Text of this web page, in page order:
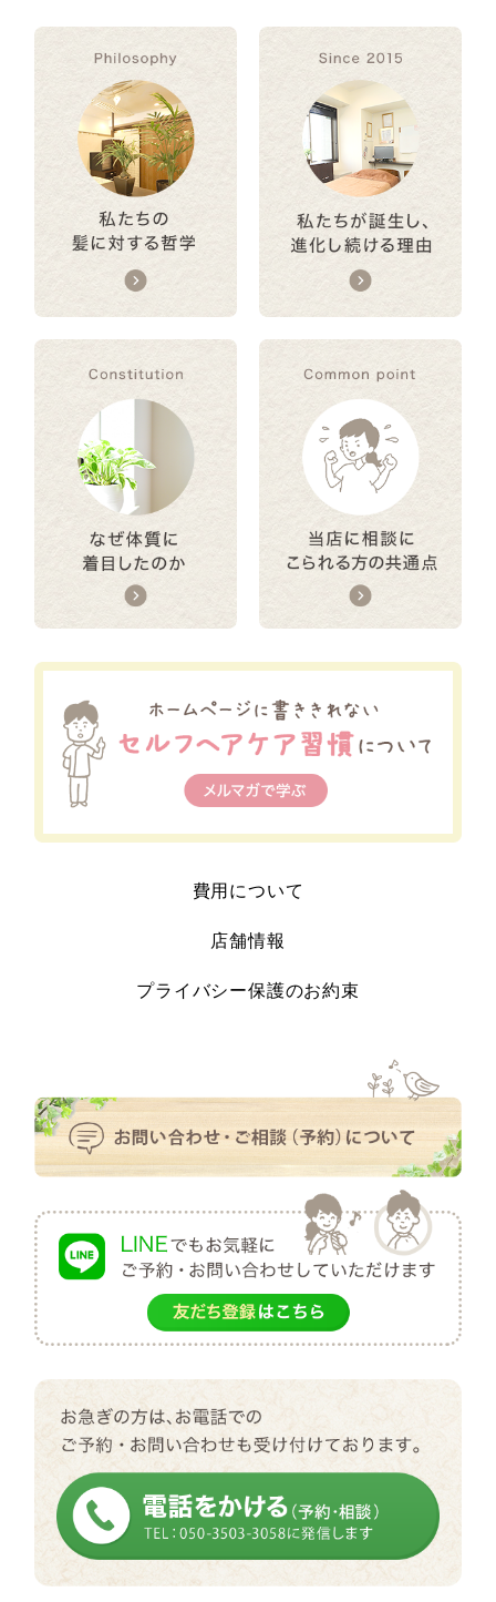
費用について
店舗情報
プライバシー保護のお約束